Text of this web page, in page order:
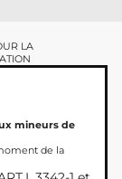
LA
mineurs de
de la